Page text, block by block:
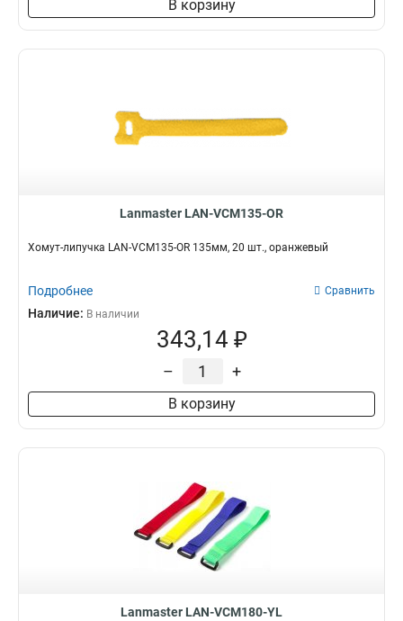
В корзину
Lanmaster LAN-VCM135-OR
Хомут-липучка LAN-VCM135-OR 135мм, 20 шт., оранжевый
Подробнее Сравнить
Наличие: В наличии
343,14 ₽
– +
В корзину
Lanmaster LAN-VCM180-YL